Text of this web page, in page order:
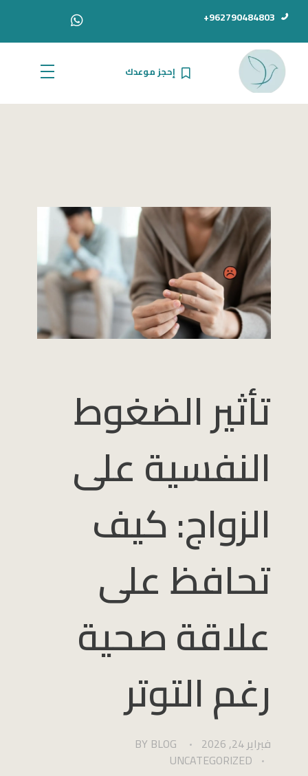
962790484803+
الدكتور أحمد سامي دبور
إحجز موعدك
تأثير الضغوط
النفسية على
الزواج: كيف
تحافظ على
علاقة صحية
رغم التوتر
فبراير 24, 2026 BY BLOG
UNCATEGORIZED